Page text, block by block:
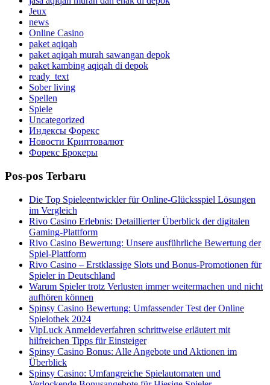
Jeux
news
Online Casino
paket aqiqah
paket aqiqah murah sawangan depok
paket kambing aqiqah di depok
ready_text
Sober living
Spellen
Spiele
Uncategorized
Индексы Форекс
Новости Криптовалют
Форекс Брокеры
Pos-pos Terbaru
Die Top Spieleentwickler für Online-Glücksspiel Lösungen
im Vergleich
Rivo Casino Erlebnis: Detaillierter Überblick der digitalen
Gaming-Plattform
Rivo Casino Bewertung: Unsere ausführliche Bewertung der
Spiel-Plattform
Rivo Casino – Erstklassige Slots und Bonus-Promotionen für
Spieler in Deutschland
Warum Spieler trotz Verlusten immer weitermachen und nicht
aufhören können
Spinsy Casino Bewertung: Umfassender Test der Online
Spielothek 2024
VipLuck Anmeldeverfahren schrittweise erläutert mit
hilfreichen Tipps für Einsteiger
Spinsy Casino Bonus: Alle Angebote und Aktionen im
Überblick
Spinsy Casino: Umfangreiche Spielautomaten und